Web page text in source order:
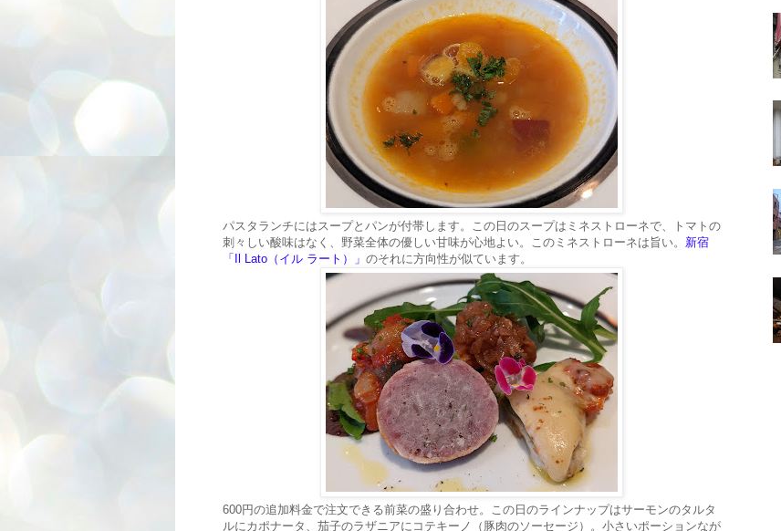
パスタランチにはスープとパンが付帯します。この日のスープはミネストローネで、トマトの
刺々しい酸味はなく、野菜全体の優しい甘味が心地よい。このミネストローネは旨い。 新宿
「Il Lato（イル ラート）」 のそれに方向性が似ています。
600円の追加料金で注文できる前菜の盛り合わせ。この日のラインナップはサーモンのタルタ
ルにカポナータ、茄子のラザニアにコテキーノ（豚肉のソーセージ）。小さいポーションなが